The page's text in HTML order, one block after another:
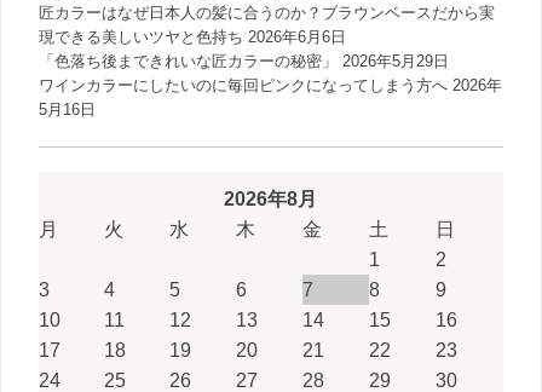
匠カラーはなぜ日本人の髪に合うのか？ブラウンベースだから実
現できる美しいツヤと色持ち 2026年6月6日
「色落ち後まできれいな匠カラーの秘密」
2026年5月29日
ワインカラーにしたいのに毎回ピンクになってしまう方へ 2026年
5月16日
2026年8月
月
火 水 木 金 土 日
1
2
3
4 5 6 7 8
9
10
11 12 13 14 15
16
17
18 19 20 21 22
23
24
25 26 27 28 29
30